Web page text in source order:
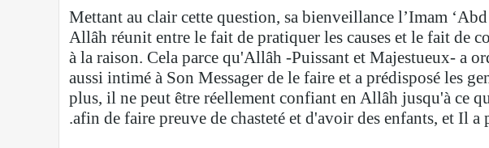
Mettant au clair cette question, sa bienveillance l’Imam
Allâh réunit entre le fait de pratiquer les causes et le fait de
à la raison. Cela parce qu'Allâh -Puissant et Majestueux- a
aussi intimé à Son Messager de le faire et a prédisposé les
plus, il ne peut être réellement confiant en Allâh jusqu'à ce
afin de faire preuve de chasteté et d'avoir des enfants, et Il